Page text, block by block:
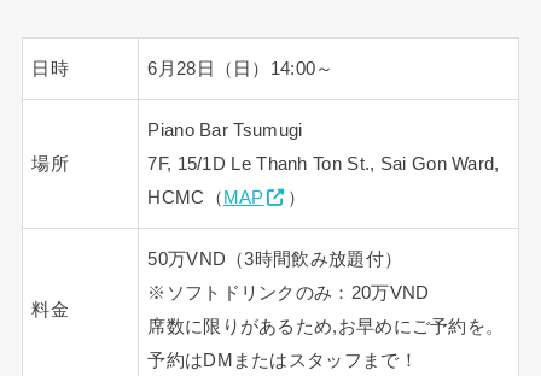
日時 6月28日（日）14:00～
場所
Piano Bar Tsumugi
7F, 15/1D Le Thanh Ton St., Sai Gon Ward,
HCMC（ MAP ）
料金
50万VND（3時間飲み放題付）
※ソフトドリンクのみ：20万VND
席数に限りがあるため,お早めにご予約を。
予約はDMまたはスタッフまで！